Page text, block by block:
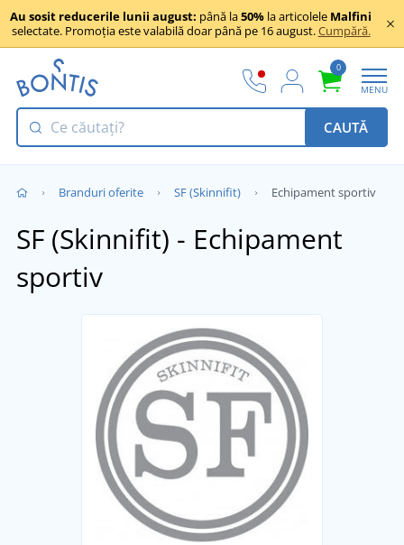
Au sosit reducerile lunii august: până la50% la articolele Malfini
selectate. Promoția este valabilă doar până pe 16 august.Cumpără.
0
MENU
CAUTĂ
Branduri oferite SF (Skinnifit) Echipament sportiv
SF (Skinnifit) - Echipament
sportiv